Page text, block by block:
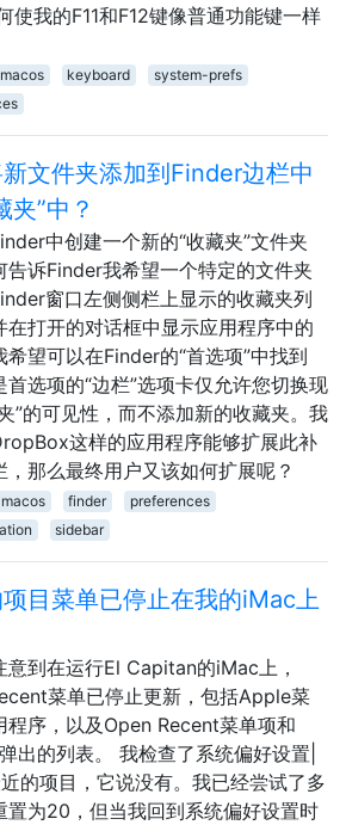
使我的F11和F12键像普通功能键一样
macos keyboard
system-prefs
文件夹添加到Finder边栏中
夹”中？
中创建一个新的“收藏夹”文件夹
告诉Finder我希望一个特定的文件夹
窗口左侧侧栏上显示的收藏夹列
在打开的对话框中显示应用程序中的
希望可以在Finder的“首选项”中找到
首选项的“边栏”选项卡仅允许您切换现
”的可见性，而不添加新的收藏夹。我
这样的应用程序能够扩展此补
，那么最终用户又该如何扩展呢？
macos finder
preferences
sidebar
目菜单已停止在我的iMac上
意到在运行El Capitan的iMac上，
菜单已停止更新，包括Apple菜
程序，以及Open Recent菜单项和
出的列表。 我检查了系统偏好设置|
的项目，它说没有。我已经尝试了多
置为20，但当我回到系统偏好设置时